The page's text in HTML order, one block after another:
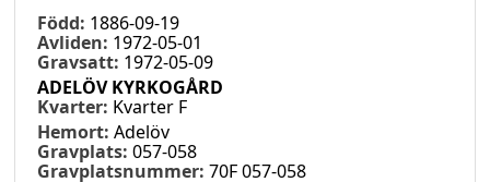
Född: 1886-09-19
Avliden: 1972-05-01
Gravsatt: 1972-05-09
ADELÖV KYRKOGÅRD
Kvarter: Kvarter F
Hemort: Adelöv
Gravplats: 057-058
Gravplatsnummer: 70F 057-058